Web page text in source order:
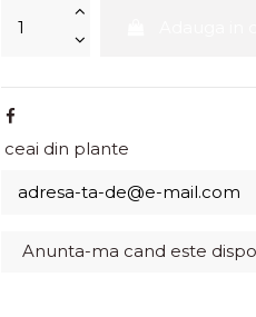
ceai din plante